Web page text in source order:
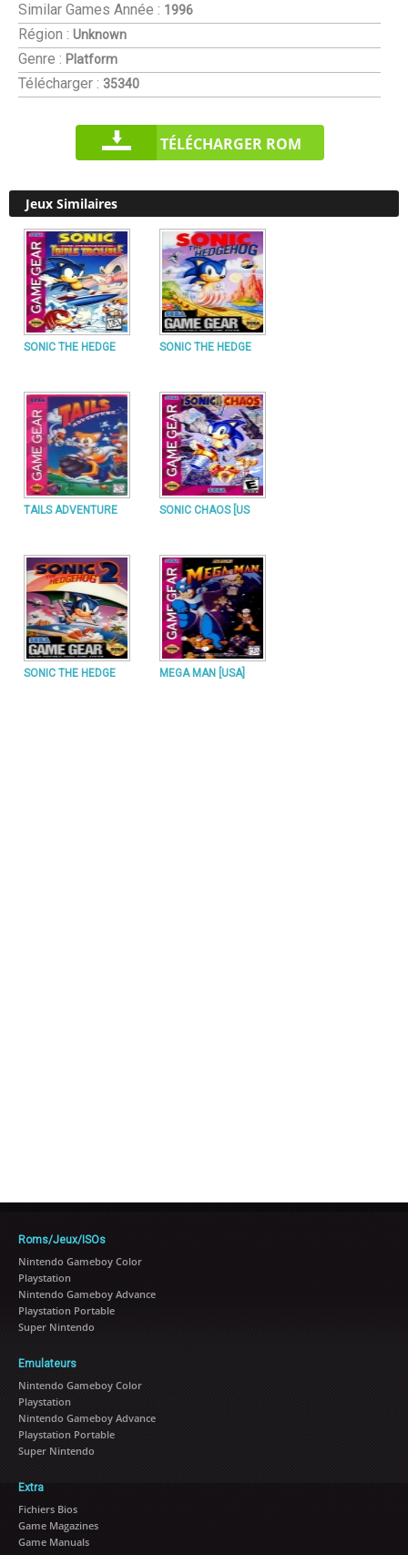
Similar Games Année : 1996
Région : Unknown
Genre : Platform
Télécharger : 35340
TÉLÉCHARGER ROM
Jeux Similaires
SONIC THE HEDGE SONIC THE HEDGE
TAILS ADVENTURE SONIC CHAOS [US
SONIC THE HEDGE MEGA MAN [USA]
Roms/Jeux/ISOs
Nintendo Gameboy Color
Playstation
Nintendo Gameboy Advance
Playstation Portable
Super Nintendo
Emulateurs
Nintendo Gameboy Color
Playstation
Nintendo Gameboy Advance
Playstation Portable
Super Nintendo
Extra
Fichiers Bios
Game Magazines
Game Manuals